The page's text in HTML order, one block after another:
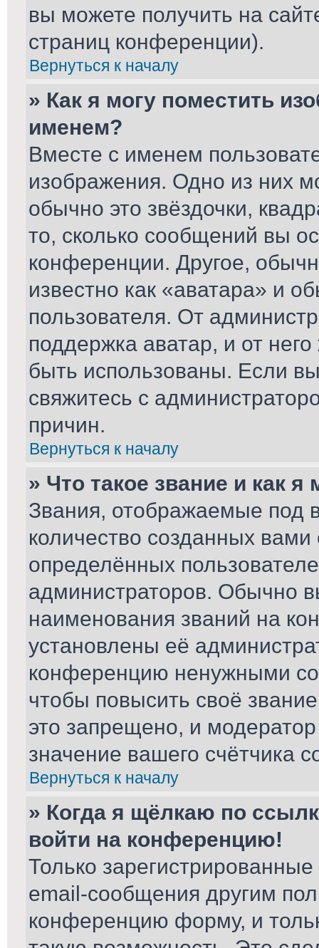
вы можете получить на
страниц конференции).
Вернуться к началу
» Как я могу поместить
именем?
Вместе с именем
изображения. Одно из них
обычно это звёздочки,
то, сколько сообщений вы
конференции. Другое,
известно как «аватара» и
пользователя. От
поддержка аватар, и от
быть использованы. Если
свяжитесь с
причин.
Вернуться к началу
» Что такое звание и как я
Звания, отображаемые
количество созданных
определённых
администраторов. Обычно
наименования званий на
установлены её
конференцию ненужными
чтобы повысить своё
это запрещено, и
значение вашего счётчика
Вернуться к началу
» Когда я щёлкаю по
войти на конференцию!
Только
email-сообщения другим
конференцию форму, и